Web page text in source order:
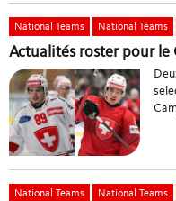
National Teams National Teams
Actualités roster pour le
National Teams National Teams